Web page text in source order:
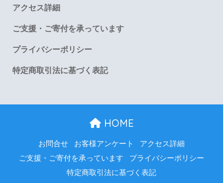
アクセス詳細
ご支援・ご寄付を承っています
プライバシーポリシー
特定商取引法に基づく表記
HOME
お問合せ お客様アンケート
アクセス詳細
ご支援・ご寄付を承っています
プライバシーポリシー
特定商取引法に基づく表記